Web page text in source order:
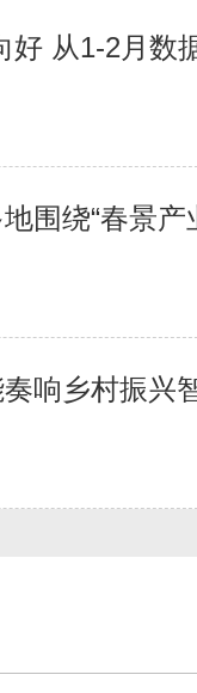
从1-2月数
围绕“春景
响乡村振兴